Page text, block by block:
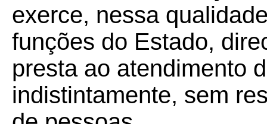
exerce, nessa
funções do Estado,
presta ao atendimento
indistintamente, sem